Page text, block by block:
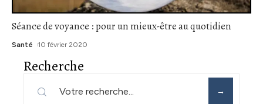
Séance de voyance : pour un mieux-être au quotidien
Santé 10 février 2020
Recherche